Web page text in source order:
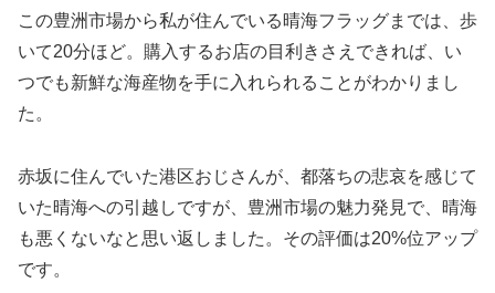
この豊洲市場から私が住んでいる晴海フラッグまでは、歩
いて20分ほど。購入するお店の目利きさえできれば、い
つでも新鮮な海産物を手に入れられることがわかりまし
た。
赤坂に住んでいた港区おじさんが、都落ちの悲哀を感じて
いた晴海への引越しですが、豊洲市場の魅力発見で、晴海
も悪くないなと思い返しました。その評価は20%位アップ
です。